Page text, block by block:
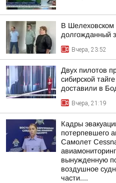
В Шелеховском
долгожданный
Вчера, 23:52
Двух пилотов
сибирской
доставили в
Вчера, 21:19
Кадры
потерпевшего
Самолет
вынужденную
воздушное
части....